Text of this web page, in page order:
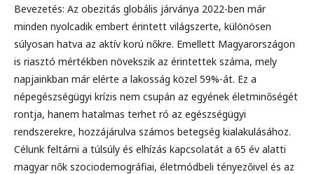
Bevezetés: Az obezitás globális járványa 2022-ben már
minden nyolcadik embert érintett világszerte, különösen
súlyosan hatva az aktív korú nőkre. Emellett Magyarországon
is riasztó mértékben növekszik az érintettek száma, mely
napjainkban már elérte a lakosság közel 59%-át. Ez a
népegészségügyi krízis nem csupán az egyének életminőségét
rontja, hanem hatalmas terhet ró az egészségügyi
rendszerekre, hozzájárulva számos betegség kialakulásához.
Célunk feltárni a túlsúly és elhízás kapcsolatát a 65 év alatti
magyar nők szociodemográfiai, életmódbeli tényezőivel és az